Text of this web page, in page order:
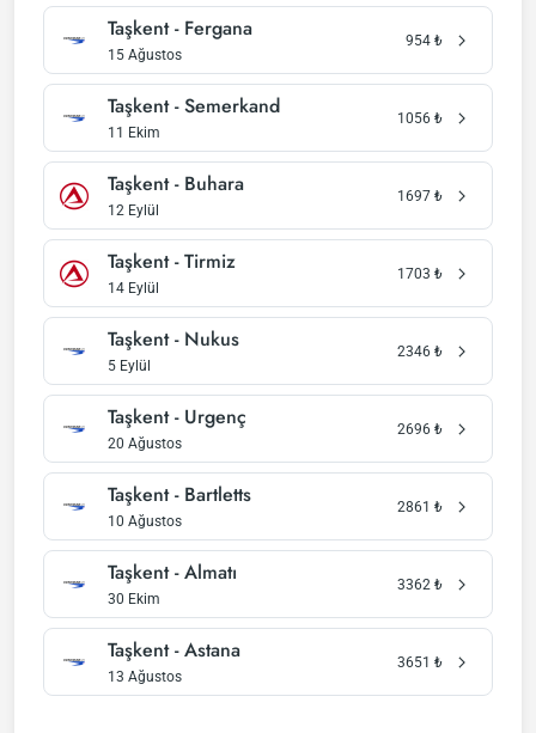
Taşkent - Fergana
15 Ağustos
954 ₺
Taşkent - Semerkand
11 Ekim
1056 ₺
Taşkent - Buhara
12 Eylül
1697 ₺
Taşkent - Tirmiz
14 Eylül
1703 ₺
Taşkent - Nukus
5 Eylül
2346 ₺
Taşkent - Urgenç
20 Ağustos
2696 ₺
Taşkent - Bartletts
10 Ağustos
2861 ₺
Taşkent - Almatı
30 Ekim
3362 ₺
Taşkent - Astana
13 Ağustos
3651 ₺